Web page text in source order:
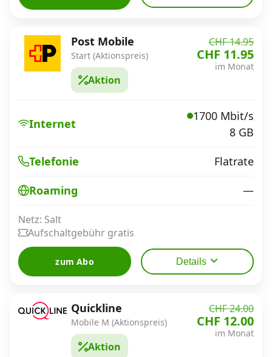
Post Mobile
Start (Aktionspreis)
Aktion
CHF 14.95
CHF 11.95
im Monat
Internet
1700 Mbit/s
8 GB
Telefonie Flatrate
Roaming —
Netz: Salt
Aufschaltgebühr gratis
zum Abo Details
Quickline
Mobile M (Aktionspreis)
Aktion
CHF 24.00
CHF 12.00
im Monat